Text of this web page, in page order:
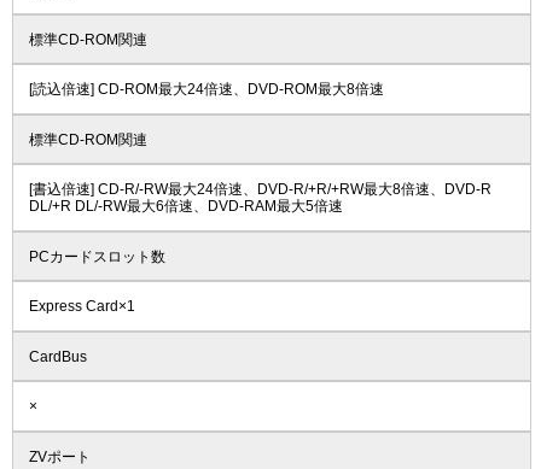
標準CD-ROM関連
[読込倍速] CD-ROM最大24倍速、DVD-ROM最大8倍速
標準CD-ROM関連
[書込倍速] CD-R/-RW最大24倍速、DVD-R/+R/+RW最大8倍速、DVD-R
DL/+R DL/-RW最大6倍速、DVD-RAM最大5倍速
PCカードスロット数
Express Card×1
CardBus
×
ZVポート